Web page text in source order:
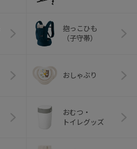
抱っこひも
（子守帯）
おしゃぶり
おむつ・
トイレグッズ